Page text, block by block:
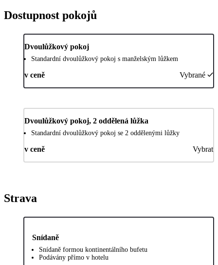
Dostupnost pokojů
Dvoulůžkový pokoj
Standardní dvoulůžkový pokoj s manželským lůžkem
v ceně Vybrané
Dvoulůžkový pokoj, 2 oddělená lůžka
Standardní dvoulůžkový pokoj se 2 oddělenými lůžky
v ceně Vybrat
Strava
Snídaně
Snídaně formou kontinentálního bufetu
Podávány přímo v hotelu